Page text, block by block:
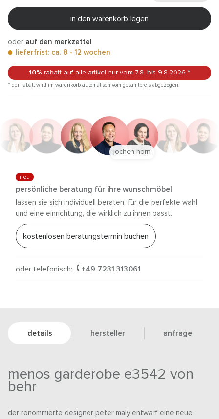
in den warenkorb legen
oder auf den merkzettel
lieferfrist: ca. 8 - 12 wochen
10% rabatt auf alle artikel nur vom 7.8. bis 9.8.2026 *
* der rabatt wird im warenkorb automatisch vom gesamtpreis abgezogen.
neu
persönliche beratung für ihre wunschmöbel
lassen sie sich individuell beraten, für die perfekte wahl
und eine einrichtung, die wirklich zu ihnen passt.
kostenlosen beratungstermin buchen
oder telefonisch: +49 7231 313061
jochen horn
details hersteller anfrage
menos garderobe e3542 von
behr
der renommierte designer peter maly entwarf eine neue